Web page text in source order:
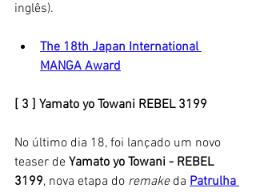
inglês).
The 18th Japan International
MANGA Award
[ 3 ] Yamato yo Towani REBEL 3199
No último dia 18, foi lançado um novo
teaser de Yamato yo Towani - REBEL
3199, nova etapa do remake da Patrulha